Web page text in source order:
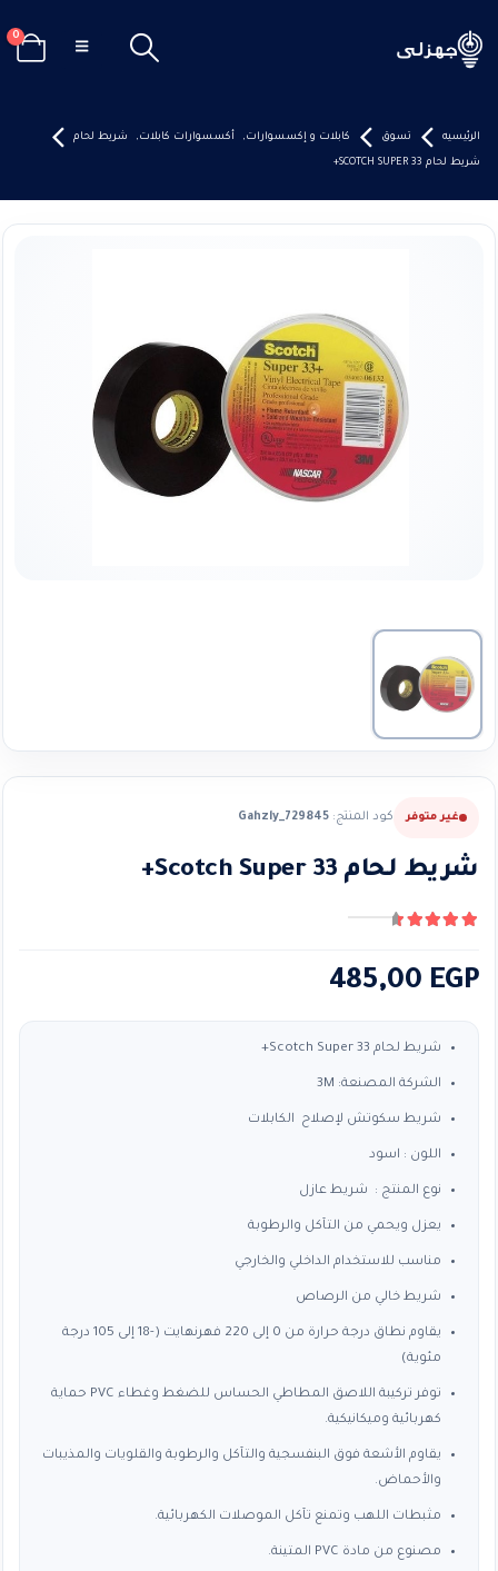
0
الرئيسيه تسوق كابلات و إكسسوارات, أكسسوارات كابلات, شريط لحام
شريط لحام SCOTCH SUPER 33+
غير متوفر كود المنتج: Gahzly_729845
شريط لحام Scotch Super 33+
485,00 EGP
شريط لحام Scotch Super 33+
الشركة المصنعة: 3M
شريط سكوتش لإصلاح الكابلات
اللون : اسود
نوع المنتج : شريط عازل
يعزل ويحمي من التآكل والرطوبة
مناسب للاستخدام الداخلي والخارجي
شريط خالي من الرصاص
يقاوم نطاق درجة حرارة من 0 إلى 220 فهرنهايت (-18 إلى 105 درجة
مئوية)
توفر تركيبة اللاصق المطاطي الحساس للضغط وغطاء PVC حماية
كهربائية وميكانيكية.
يقاوم الأشعة فوق البنفسجية والتآكل والرطوبة والقلويات والمذيبات
والأحماض.
مثبطات اللهب وتمنع تآكل الموصلات الكهربائية.
مصنوع من مادة PVC المتينة.